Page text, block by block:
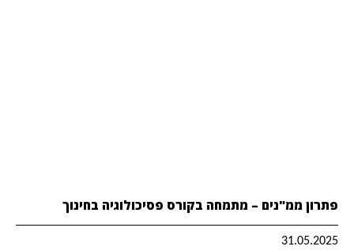
פתרון ממ"נים – מתמחה בקורס פסיכולוגיה בחינוך
31.05.2025